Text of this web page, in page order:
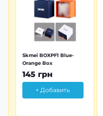
Skmei BOXPF1 Blue-
Orange Box
145 грн
+ Добавить